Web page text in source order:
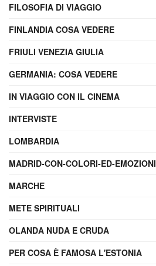
FILOSOFIA DI VIAGGIO
FINLANDIA COSA VEDERE
FRIULI VENEZIA GIULIA
GERMANIA: COSA VEDERE
IN VIAGGIO CON IL CINEMA
INTERVISTE
LOMBARDIA
MADRID-CON-COLORI-ED-EMOZIONI
MARCHE
METE SPIRITUALI
OLANDA NUDA E CRUDA
PER COSA È FAMOSA L'ESTONIA